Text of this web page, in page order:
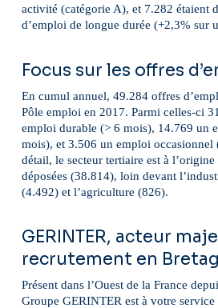
activité (catégorie A), et 7.282 étaient
d’emploi de longue durée (+2,3% sur
Focus sur les offres
En cumul annuel, 49.284 offres
Pôle emploi en 2017. Parmi celles-ci
emploi durable (> 6 mois), 14.769 un
mois), et 3.506 un emploi occasionnel
détail, le secteur tertiaire est à
déposées (38.814), loin devant
(4.492) et l’agriculture (826).
GERINTER, acteur
recrutement en
Présent dans l’Ouest de la France
Groupe GERINTER est à votre